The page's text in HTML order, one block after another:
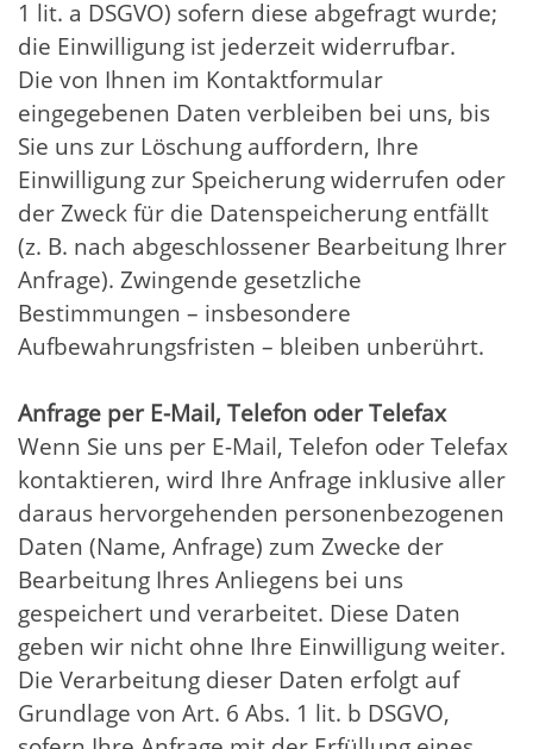
1 lit. a DSGVO) sofern diese abgefragt wurde;
die Einwilligung ist jederzeit widerrufbar.
Die von Ihnen im Kontaktformular
eingegebenen Daten verbleiben bei uns, bis
Sie uns zur Löschung auffordern, Ihre
Einwilligung zur Speicherung widerrufen oder
der Zweck für die Datenspeicherung entfällt
(z. B. nach abgeschlossener Bearbeitung Ihrer
Anfrage). Zwingende gesetzliche
Bestimmungen – insbesondere
Aufbewahrungsfristen – bleiben unberührt.
Anfrage per E-Mail, Telefon oder Telefax
Wenn Sie uns per E-Mail, Telefon oder Telefax
kontaktieren, wird Ihre Anfrage inklusive aller
daraus hervorgehenden personenbezogenen
Daten (Name, Anfrage) zum Zwecke der
Bearbeitung Ihres Anliegens bei uns
gespeichert und verarbeitet. Diese Daten
geben wir nicht ohne Ihre Einwilligung weiter.
Die Verarbeitung dieser Daten erfolgt auf
Grundlage von Art. 6 Abs. 1 lit. b DSGVO,